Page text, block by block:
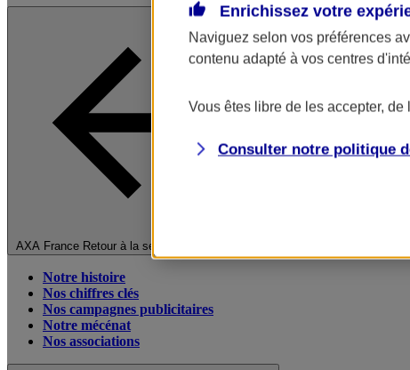
AXA France Retour à la section précédente
Notre histoire
Nos chiffres clés
Nos campagnes publicitaires
Notre mécénat
Nos associations
Enrichissez votre
Naviguez selon vos préférences
contenu adapté à vos centres
Vous êtes libre de les accepter,
Consulter notre politique